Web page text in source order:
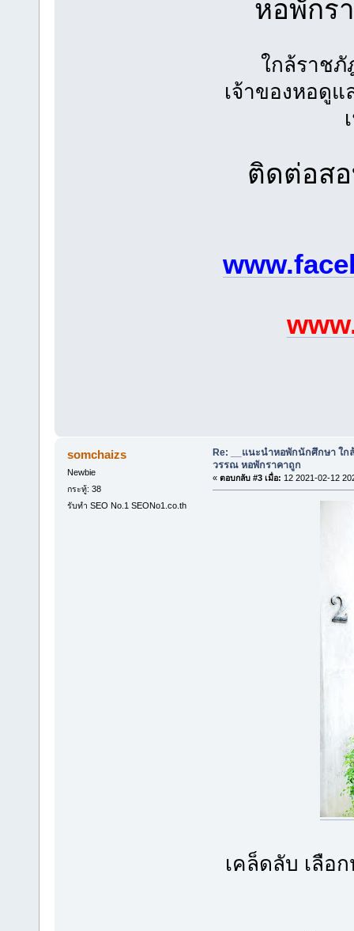
หอพักร
ใกล้ราชภั
เจ้าของหอดูแ
ติดต่อส
somchaizs
Newbie
กระทู้: 38
รับทำ SEO No.1 SEONo1.co.th
Re: __แนะนำหอพักนักศึกษา ใก
วรรณ หอพักราคาถูก
« ตอบกลับ #3 เมื่อ: 12 2021-02-12
เคล็ดลับ เลือ